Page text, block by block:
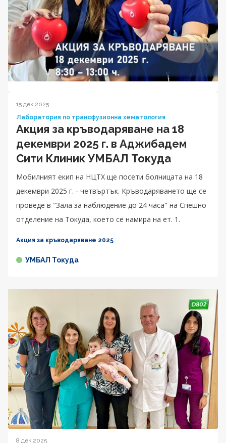
15 дек 2025
Лаборатория по трансфузионна хематология
Акция за кръводаряване на 18
декември 2025 г. в Аджибадем
Сити Клиник УМБАЛ Токуда
Мобилният екип на НЦТХ ще посети болницата на 18
декември 2025 г. - четвъртък. Кръводаряването ще се
проведе в "Зала за наблюдение до 24 часа" на Спешно
отделение на Токуда, което се намира на ет. 1.
Акция за кръводаряване 2025
УМБАЛ Токуда
8 дек 2025